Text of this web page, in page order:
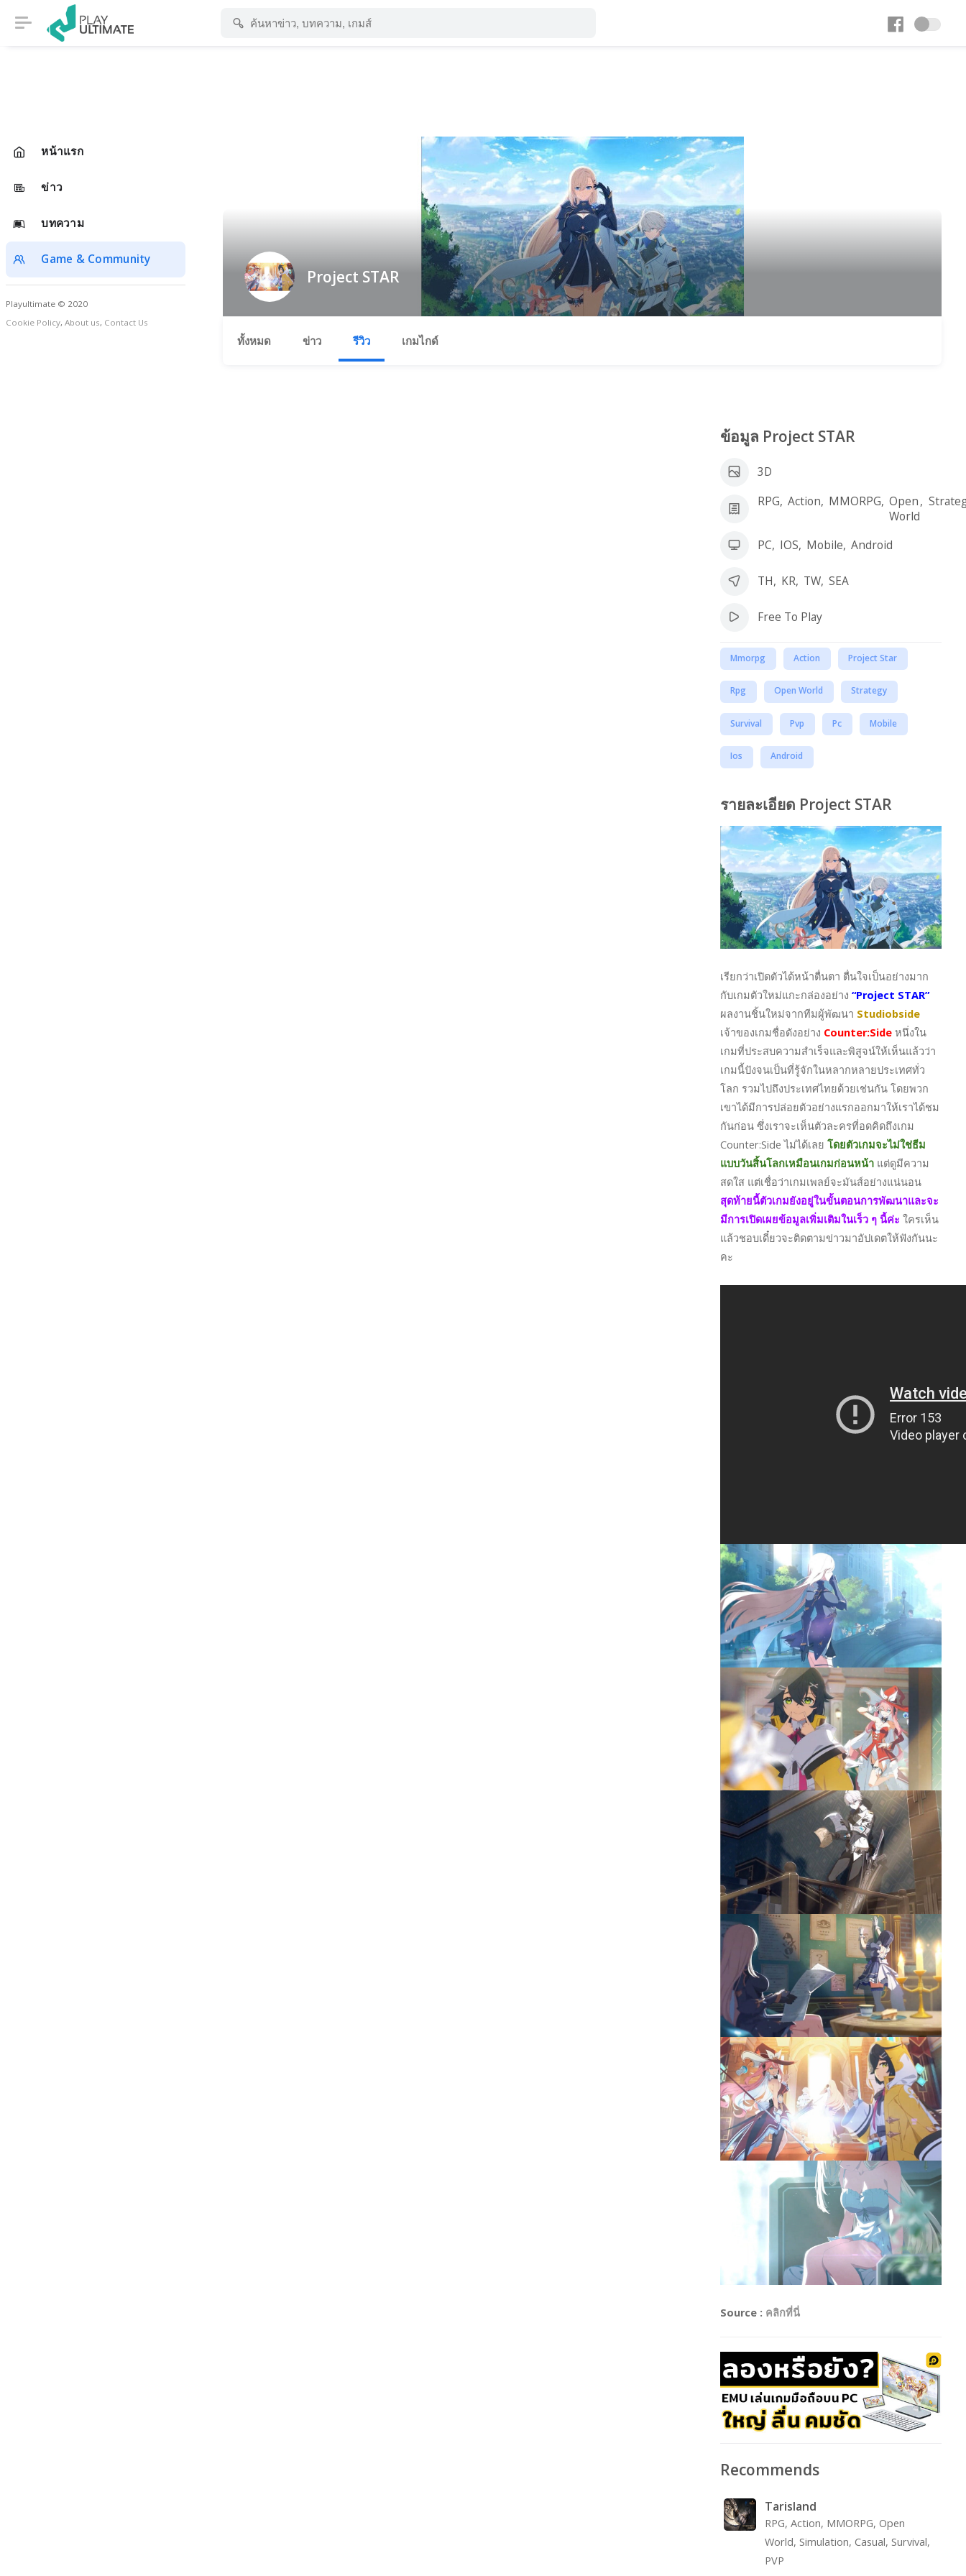
หน้าแรก
ข่าว
บทความ
Game & Community
Playultimate © 2020
Cookie Policy, About us, Contact Us
Project STAR
ทั้งหมด ข่าว รีวิว เกมไกด์
ข้อมูล Project STAR
3D
RPG, Action, MMORPG, Open
World
,
PC, IOS, Mobile, Android
TH, KR, TW, SEA
Free To Play
Mmorpg Action Project Star
Rpg Open World Strategy
Survival Pvp Pc Mobile
Ios Android
รายละเอียด Project STAR
เรียกว่าเปิดตัวได้หน้าตื่นตา ตื่นใจเป็นอย่างมาก
กับเกมตัวใหม่แกะกล่องอย่าง “Project STAR”
ผลงานชิ้นใหม่จากทีมผู้พัฒนา Studiobside
เจ้าของเกมชื่อดังอย่าง Counter:Sideหนึ่งใน
เกมที่ประสบความสำเร็จและพิสูจน์ให้เห็นแล้วว่า
เกมนี้ปังจนเป็นที่รู้จักในหลากหลายประเทศทั่ว
โลก รวมไปถึงประเทศไทยด้วยเช่นกัน โดยพวก
เขาได้มีการปล่อยตัวอย่างแรกออกมาให้เราได้ชม
กันก่อน ซึ่งเราจะเห็นตัวละครที่อดคิดถึงเกม
Counter:Side ไม่ได้เลย โดยตัวเกมจะไม่ใช่ธีม
แบบวันสิ้นโลกเหมือนเกมก่อนหน้าแต่ดูมีความ
สดใส แต่เชื่อว่าเกมเพลย์จะมันส์อย่างแน่นอน
สุดท้ายนี้ตัวเกมยังอยู่ในขั้นตอนการพัฒนาและจะ
มีการเปิดเผยข้อมูลเพิ่มเติมในเร็ว ๆ นี้ค่ะ ใครเห็น
แล้วชอบเดี๋ยวจะติดตามข่าวมาอัปเดตให้ฟังกันนะ
คะ
Source : คลิกที่นี่
Recommends
Tarisland
RPG, Action, MMORPG, Open
World, Simulation, Casual, Survival,
PVP